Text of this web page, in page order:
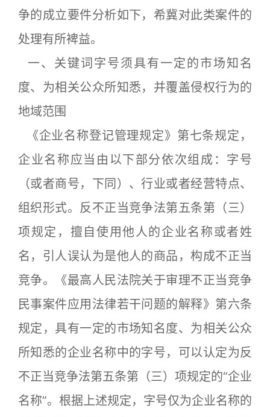
争的成立要件分析如下，希冀对此类案件的
处理有所裨益。
一、关键词字号须具有一定的市场知名
度、为相关公众所知悉，并覆盖侵权行为的
地域范围
《企业名称登记管理规定》第七条规定，
企业名称应当由以下部分依次组成：字号
（或者商号，下同）、行业或者经营特点、
组织形式。反不正当竞争法第五条第（三）
项规定，擅自使用他人的企业名称或者姓
名，引人误认为是他人的商品，构成不正当
竞争。《最高人民法院关于审理不正当竞争
民事案件应用法律若干问题的解释》第六条
规定，具有一定的市场知名度、为相关公众
所知悉的企业名称中的字号，可以认定为反
不正当竞争法第五条第（三）项规定的“企业
名称”。根据上述规定，字号仅为企业名称的